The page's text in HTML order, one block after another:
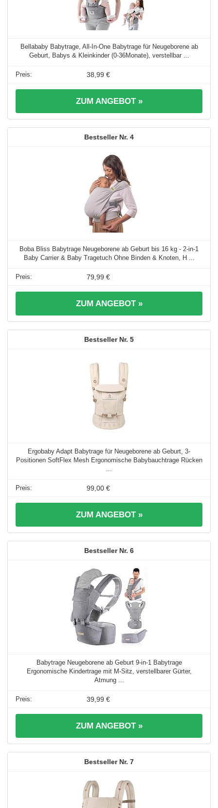
Bellababy Babytrage, All-In-One Babytrage für Neugeborene ab
Geburt, Babys & Kleinkinder (0-36Monate), verstellbar ...
38,99 €
ZUM ANGEBOT »
4
Boba Bliss Babytrage Neugeborene ab Geburt bis 16 kg - 2-in-1
Baby Carrier & Baby Tragetuch Ohne Binden & Knoten, H ...
79,99 €
ZUM ANGEBOT »
5
Ergobaby Adapt Babytrage für Neugeborene ab Geburt, 3-
Positionen SoftFlex Mesh Ergonomische Babybauchtrage Rücken
...
99,00 €
ZUM ANGEBOT »
6
Babytrage Neugeborene ab Geburt 9-in-1 Babytrage
Ergonomische Kindertrage mit M-Sitz, verstellbarer Gürter,
Atmung ...
39,99 €
ZUM ANGEBOT »
7